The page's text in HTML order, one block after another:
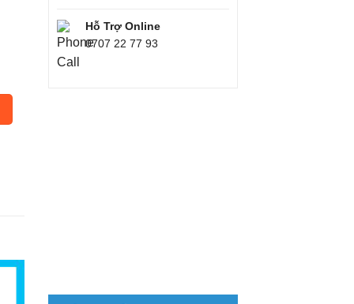
Yoga Có Khóa Kéo Kèm Mút Ngực Thời Trang Phong Cách số
Hỗ Trợ Online
0707 22 77 93